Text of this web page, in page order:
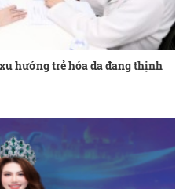
hướng trẻ hóa da đang thịnh